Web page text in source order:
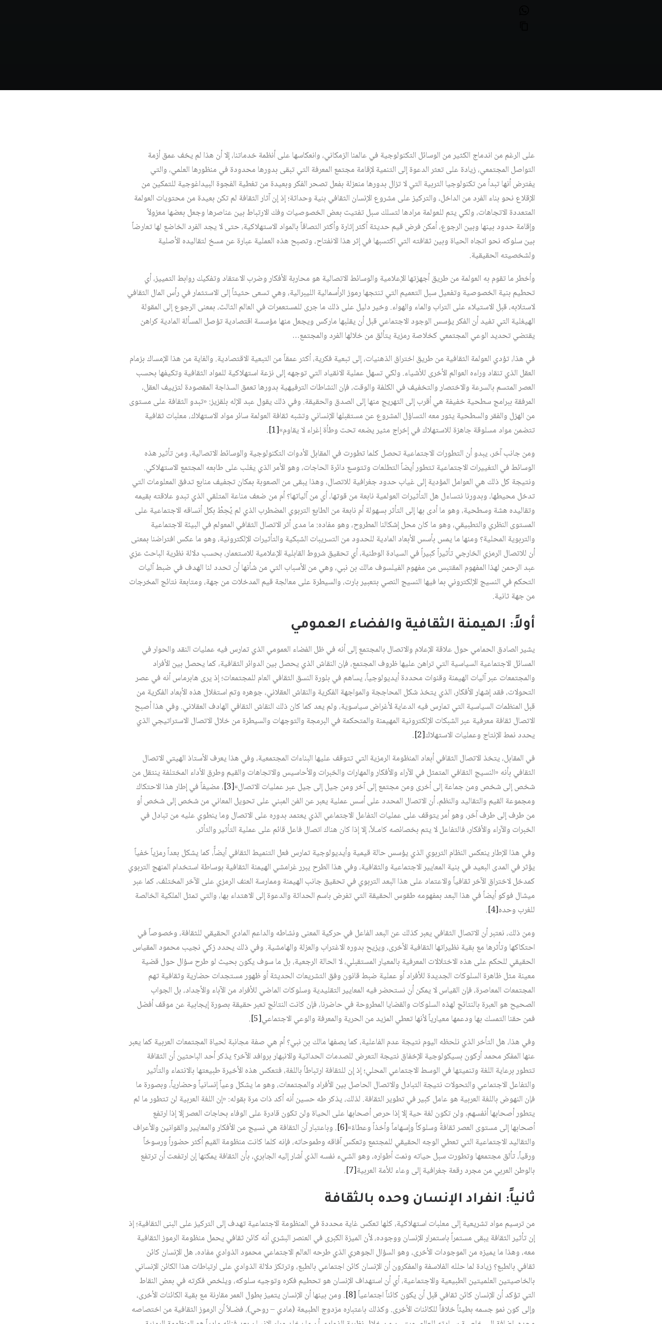
على الرغم من اندماج الكثير من الوسائل التكنولوجية في عالمنا الزمكاني، وانعكاسها على أنظمة خدماتنا، إلا أن هذا لم يخف عمق أزمة
التواصل المجتمعي، زيادة على تعثر الدعوة إلى التنمية لإقامة مجتمع المعرفة التي تبقى بدورها محدودة في منظورها العلمي، والتي
يفترض أنها تبدأ من تكنولوجيا التربية التي لا تزال بدورها منعزلة بفعل تصحر الفكر وبعيدة من تغطية الفجوة البيداغوجية للتمكين من
الإقلاع نحو بناء الفرد من الداخل، والتركيز على مشروع الإنسان الثقافي بنية وحداثة؛ إذ إن آثار الثقافة لم تكن بعيدة من محتويات العولمة
المتعددة الاتجاهات، ولكي يتم للعولمة مرادها لتسلك سبل تفتيت بعض الخصوصيات وفك الارتباط بين عناصرها وجعل بعضها معزولاً
وإقامة حدود بينها وبين الرجوع، أمكن فرض قيم حديثة أكثر إثارة وأكثر التصاقاً بالمواد الاستهلاكية، حتى لا يجد الفرد الخاضع لها تعارضاً
بين سلوكه نحو اتجاه الحياة وبين ثقافته التي اكتسبها في إثر هذا الانفتاح، وتصبح هذه العملية عبارة عن مسخ لتقاليده الأصلية
ولشخصيته الحقيقية.
وأخطر ما تقوم به العولمة من طريق أجهزتها الإعلامية والوسائط الاتصالية هو محاربة الأفكار وضرب الاعتقاد وتفكيك روابط التمييز، أي
تحطيم بنية الخصوصية وتفعيل سبل التعميم التي تنتجها رموز الرأسمالية الليبرالية، وهي تسعى حثيثاً إلى الاستثمار في رأس المال الثقافي
لاستلابه، قبل الاستيلاء على التراب والماء والهواء. وخير دليل على ذلك ما جرى للمستعمرات في العالم الثالث، بمعنى الرجوع إلى المقولة
الهيغلية التي تفيد أن الفكر يؤسس الوجود الاجتماعي قبل أن يقلبها ماركس ويجعل منها مؤسسة اقتصادية تؤصل المسألة المادية كراهن
يقتضي تحديد الوعي المجتمعي كخلاصة رمزية يتألق من خلالها الفرد والمجتمع…
في هذا، تؤدي العولمة الثقافية من طريق اختراق الذهنيات، إلى تبعية فكرية، أكثر عمقاً من التبعية الاقتصادية. والغاية من هذا الإمساك بزمام
العقل الذي تنقاد وراءه العوالم الأخرى للأشياء. ولكي تسهل عملية الانقياد التي توجهه إلى نزعة استهلاكية للمواد الثقافية وتكيفها بحسب
العصر المتسم بالسرعة والاختصار والتخفيف في الكلفة والوقت، فإن النشاطات الترفيهية بدورها تعمق السذاجة المقصودة لتزييف العقل،
المرفقة ببرامج سطحية خفيفة هي أقرب إلى التهريج منها إلى الصدق والحقيقة. وفي ذلك يقول عبد الإله بلقزيز: «تبدو الثقافة على مستوى
من الهزل والفقر والسطحية يثور معه التساؤل المشروع عن مستقبلها الإنساني وتشبه ثقافة العولمة سائر مواد الاستهلاك، معلبات ثقافية
تتضمن مواد مسلوقة جاهزة للاستهلاك في إخراج مثير يضعه تحت وطأة إغراء لا يقاوم»‏[1]
.
ومن جانب آخر، يبدو أن التطورات الاجتماعية تحصل كلما تطورت في المقابل الأدوات التكنولوجية والوسائط الاتصالية، ومن تأثير هذه
الوسائط في التغييرات الاجتماعية تتطور أيضاً التطلعات وتتوسع دائرة الحاجات، وهو الأمر الذي يغلب على طابعه المجتمع الاستهلاكي.
ونتيجة كل ذلك هي العوامل المؤدية إلى غياب حدود جغرافية للاتصال، وهذا يبقى من الصعوبة بمكان تجفيف منابع تدفق المعلومات التي
تدخل محيطها، وبدورنا نتساءل هل التأثيرات العولمية نابعة من قوتها، أي من آلياتها؟ أم من ضعف مناعة المتلقي الذي تبدو علاقته بقيمه
وتقاليده هشة وسطحية، وهو ما أدى بها إلى التأثر بسهولة أم نابعة من الطابع التربوي المضطرب الذي لم يُحِطْ بكل أنساقه الاجتماعية على
المستوى النظري والتطبيقي، وهو ما كان محل إشكالنا المطروح، وهو مفاده: ما مدى أثر الاتصال الثقافي المعولم في البيئة الاجتماعية
والتربوية المحلية؟ ومنها ما يمس بأسس الأبعاد المادية للحدود من التسريبات الشبكية والتأثيرات الإلكترونية، وهو ما عكس افتراضنا بمعنى
أن للاتصال الرمزي الخارجي تأثيراً كبيراً في السيادة الوطنية، أي تحقيق شروط القابلية الإعلامية للاستعمار، بحسب دلالة نظرية الباحث عزي
عبد الرحمن لهذا المفهوم المقتبس من مفهوم الفيلسوف مالك بن نبي، وهي من الأسباب التي من شأنها أن تحدد لنا الهدف في ضبط آليات
التحكم في النسيج الإلكتروني بما فيها النسيج النصي بتعبير بارت، والسيطرة على معالجة قيم المدخلات من جهة، ومتابعة نتائج المخرجات
من جهة ثانية.
أولاً: الهيمنة الثقافية والفضاء العمومي
يشير الصادق الحمامي حول علاقة الإعلام والاتصال بالمجتمع إلى أنه في ظل الفضاء العمومي الذي تمارس فيه عمليات النقد والحوار في
المسائل الاجتماعية السياسية التي تراهن عليها ظروف المجتمع، فإن النقاش الذي يحصل بين الدوائر الثقافية، كما يحصل بين الأفراد
والمجتمعات عبر آليات الهيمنة وقنوات محددة أيديولوجياً، يساهم في بلورة النسق الثقافي العام للمجتمعات؛ إذ يرى هابرماس أنه في عصر
التحولات، فقد إشهار الأفكار، الذي يتخذ شكل المحاججة والمواجهة الفكرية والنقاش العقلاني، جوهره وتم استغلال هذه الأبعاد الفكرية من
قبل المنظمات السياسية التي تمارس فيه الدعاية لأغراض سياسوية، ولم يعد كما كان ذلك النقاش الثقافي الهادف العقلاني. وفي هذا أصبح
الاتصال ثقافة معرفية عبر الشبكات الإلكترونية المهيمنة والمتحكمة في البرمجة والتوجهات والسيطرة من خلال الاتصال الاستراتيجي الذي
يحدد نمط الإنتاج وعمليات الاستهلاك‏[2]
.
في المقابل، يتخذ الاتصال الثقافي أبعاد المنظومة الرمزية التي تتوقف عليها البناءات المجتمعية، وفي هذا يعرف الأستاذ الهيتي الاتصال
الثقافي بأنه «النسيج الثقافي المتمثل في الآراء والأفكار والمهارات والخبرات والأحاسيس والاتجاهات والقيم وطرق الأداء المختلفة ينتقل من
شخص إلى شخص ومن جماعة إلى أخرى ومن مجتمع إلى آخر ومن جيل إلى جيل عبر عمليات الاتصال»‏[3]
، مضيفاً في إطار هذا الاحتكاك
ومجموعة القيم والتقاليد والنظم، أن الاتصال المحدد على أسس عملية يعبر عن الفن المبني على تحويل المعاني من شخص إلى شخص أو
من طرف إلى طرف آخر، وهو أمر يتوقف على عمليات التفاعل الاجتماعي الذي يعتمد بدوره على الاتصال وما ينطوي عليه من تبادل في
الخبرات والآراء والأفكار، فالتفاعل لا يتم بخصائصه كامـلاً، إلا إذا كان هناك اتصال فاعل قائم على عملية التأثير والتأثر.
وفي هذا الإطار ينعكس النظام التربوي الذي يؤسس حالة قيمية وأيديولوجية تمارس فعل التنميط الثقافي أيضاًً، كما يشكل بعداً رمزياً خفياً
يؤثر في المدى البعيد في بنية المعايير الاجتماعية والثقافية، وفي هذا الطرح يبرر غرامشي الهيمنة الثقافية بوساطة استخدام المنهج التربوي
كمدخل لاختراق الآخر ثقافياً والاعتماد على هذا البعد التربوي في تحقيق جانب الهيمنة وممارسة العنف الرمزي على الآخر المختلف، كما عبر
ميشال فوكو أيضاً في هذا البعد بمفهومه طقوس الحقيقة التي تفرض باسم الحداثة والدعوة إلى الاهتداء بها، والتي تمثل الملكية الخالصة
للغرب وحده‏[4]
.
ومن ذلك، نعتبر أن الاتصال الثقافي يعبر كذلك عن البعد الفاعل في حركية المعنى ونشاطه والداعم المادي الحقيقي للثقافة، وخصوصاً في
احتكاكها وتأثرها مع بقية نظيراتها الثقافية الأخرى، ويزيح بدوره الاغتراب والعزلة والهامشية. وفي ذلك يحدد زكي نجيب محمود المقياس
الحقيقي للحكم على هذه الاختلالات المعرفية بالمعيار المستقبلي، لا الحالة الرجعية، بل ما سوف يكون بحيث لو طرح سؤال حول قضية
معينة مثل ظاهرة السلوكات الجديدة للأفراد أو عملية ضبط قانون وفق التشريعات الحديثة أو ظهور مستجدات حضارية وثقافية تهم
المجتمعات المعاصرة، فإن القياس لا يمكن أن نستحضر فيه المعايير التقليدية وسلوكات الماضي للأفراد من الآباء والأجداد، بل الجواب
الصحيح هو العبرة بالنتائج لهذه السلوكات والقضايا المطروحة في حاضرنا، فإن كانت النتائج تعبر حقيقة بصورة إيجابية عن موقف أفضل
فمن حقنا التمسك بها ودعمها معيارياً لأنها تعطي المزيد من الحرية والمعرفة والوعي الاجتماعي‏[5]
.
وفي هذا، هل التأخر الذي نلحظه اليوم نتيجة عدم الفاعلية، كما يصفها مالك بن نبي؟ أم هي صفة مجانبة لحياة المجتمعات العربية كما يعبر
عنها المفكر محمد أركون بسيكولوجية الإخفاق نتيجة التعرض للصدمات الحداثية والانبهار بروافد الآخر؟ يذكر أحد الباحثين أن الثقافة
تتطور برعاية اللغة وتنميتها في الوسط الاجتماعي المحلي؛ إذ إن للثقافة ارتباطاً باللغة، فتعكس هذه الأخيرة طبيعتها بالانتماء والتأثير
والتفاعل الاجتماعي والتحولات نتيجة التبادل والاتصال الحاصل بين الأفراد والمجتمعات، وهو ما يشكل وعياً إنسانياً وحضارياً، وبصورة ما
فإن النهوض باللغة العربية هو عامل كبير في تطوير الثقافة. لذلك، يذكر طه حسين أنه أكد ذات مرة بقوله: «إن اللغة العربية لن تتطور ما لم
يتطور أصحابها أنفسهم، ولن تكون لغة حية إلا إذا حرص أصحابها على الحياة ولن تكون قادرة على الوفاء بحاجات العصر إلا إذا ارتفع
أصحابها إلى مستوى العصر ثقافةً وسلوكاً وإسهاماً وأخذاً وعطاءً»‏[6]
. وباعتبار أن الثقافة هي نسيج من الأفكار والمعايير والقوانين والأعراف
والتقاليد الاجتماعية التي تعطي الوجه الحقيقي للمجتمع وتعكس آفاقه وطموحاته، فإنه كلما كانت منظومة القيم أكثر حضوراً ورسوخاً
ورقياً، تألق مجتمعها وتطورت سبل حياته ونمت أطواره، وهو الشيء نفسه الذي أشار إليه الجابري، بأن الثقافة يمكنها إن ارتفعت أن ترتفع
بالوطن العربي من مجرد رقعة جغرافية إلى وعاء للأمة العربية‏[7]
.
ثانياً: انفراد الإنسان وحده بالثقافة
من ترسيم مواد تشريعية إلى معلبات استهلاكية، كلها تعكس غاية محددة في المنظومة الاجتماعية تهدف إلى التركيز على البنى الثقافية؛ إذ
إن تأثير الثقافة يبقى مستمراً باستمرار الإنسان ووجوده، لأن الميزة الكبرى في العنصر البشري أنه كائن ثقافي يحمل منظومة الرموز الثقافية
معه، وهذا ما يميزه من الموجودات الأخرى، وهو السؤال الجوهري الذي طرحه العالم الاجتماعي محمود الذوادي مفاده، هل الإنسان كائن
ثقافي بالطبع؟ زيادة لما حلله الفلاسفة والمفكرون أن الإنسان كائن اجتماعي بالطبع، وترتكز دلالة الذوادي على ارتباطات هذا الكائن الإنساني
بالخاصيتين العلميتين الطبيعية والاجتماعية، أي أن استهداف الإنسان هو تحطيم فكره وتوجيه سلوكه، ويلخص فكرته في بعض النقاط
التي تؤكد أن الإنسان كائن ثقافي قبل أن يكون كائناً اجتماعياً ‏[8]
. ومن بينها أن الإنسان يتميز بطول العمر مقارنة مع بقية الكائنات الأخرى،
وإلى كون نمو جسمه بطيئاً خلافاً للكائنات الأخرى. وكذلك باعتباره مزدوج الطبيعة (مادي – روحي)، فضـلاً أن الرموز الثقافية من اختصاصه